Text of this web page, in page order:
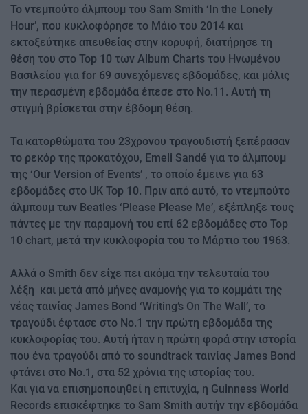
Το ντεμπούτο άλμπουμ του Sam Smith ‘In the Lonely
Hour’, που κυκλοφόρησε το Μάιο του 2014 και
εκτοξεύτηκε απευθείας στην κορυφή, διατήρησε τη
θέση του στο Top 10 των Album Charts του Ηνωμένου
Βασιλείου για for 69 συνεχόμενες εβδομάδες, και μόλις
την περασμένη εβδομάδα έπεσε στο Νο.11. Αυτή τη
στιγμή βρίσκεται στην έβδομη θέση.
Τα κατορθώματα του 23χρονου τραγουδιστή ξεπέρασαν
το ρεκόρ της προκατόχου, Emeli Sandé για το άλμπουμ
της ‘Our Version of Events’ , το οποίο έμεινε για 63
εβδομάδες στο UK Top 10. Πριν από αυτό, το ντεμπούτο
άλμπουμ των Beatles ‘Please Please Me’, εξέπληξε τους
πάντες με την παραμονή του επί 62 εβδομάδες στο Top
10 chart, μετά την κυκλοφορία του το Μάρτιο του 1963.
Αλλά ο Smith δεν είχε πει ακόμα την τελευταία του
λέξη και μετά από μήνες αναμονής για το κομμάτι της
νέας ταινίας James Bond ‘Writing’s On The Wall’, το
τραγούδι έφτασε στο Νο.1 την πρώτη εβδομάδα της
κυκλοφορίας του. Αυτή ήταν η πρώτη φορά στην ιστορία
που ένα τραγούδι από το soundtrack ταινίας James Bond
φτάνει στο No.1, στα 52 χρόνια της ιστορίας του.
Και για να επισημοποιηθεί η επιτυχία, η Guinness World
Records επισκέφτηκε το Sam Smith αυτήν την εβδομάδα